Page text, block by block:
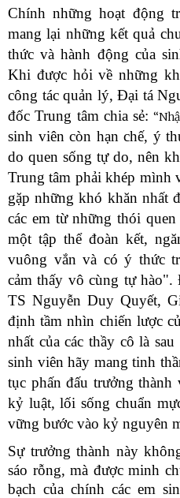
Chính những hoạt động
mang lại những kết quả
thức và hành động của
Khi được hỏi về những
công tác quản lý, Đại tá
đốc Trung tâm chia sẻ:
sinh viên còn hạn chế, ý
do quen sống tự do, nên
Trung tâm phải khép mình
gặp những khó khăn nhất
các em từ những thói
một tập thể đoàn kết,
vuông vắn và có ý thức
cảm thấy vô cùng tự
TS Nguyễn Duy Quyết,
định tầm nhìn chiến lược
nhất của các thầy cô là
sinh viên hãy mang tinh
tục phấn đấu trưởng
kỷ luật, lối sống chuẩn
vững bước vào kỷ nguyên
Sự trưởng thành này
sáo rỗng, mà được minh
bạch của chính các em